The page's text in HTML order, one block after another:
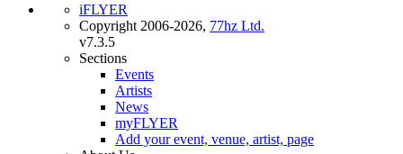
iFLYER
Copyright 2006-2026, 77hz Ltd.
v7.3.5
Sections
Events
Artists
News
myFLYER
Add your event, venue, artist, page